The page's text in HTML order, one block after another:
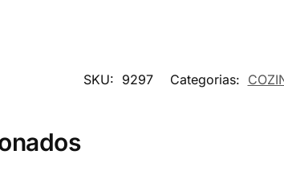
SKU: 9297 Categorias: